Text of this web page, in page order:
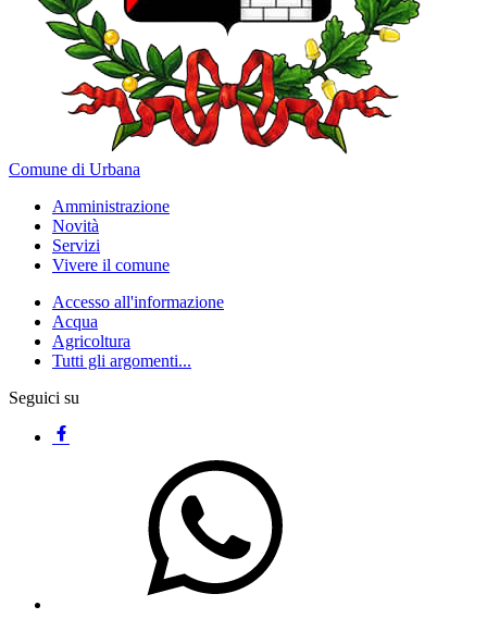
Comune di Urbana
Amministrazione
Novità
Servizi
Vivere il comune
Accesso all'informazione
Acqua
Agricoltura
Tutti gli argomenti...
Seguici su